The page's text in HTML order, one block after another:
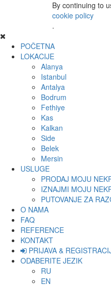
By continuing to
cookie policy
.
POČETNA
LOKACIJE
Alanya
Istanbul
Antalya
Bodrum
Fethiye
Kas
Kalkan
Side
Belek
Mersin
USLUGE
PRODAJ MOJU
IZNAJMI MOJU
PUTOVANJE ZA
O NAMA
FAQ
REFERENCE
KONTAKT
PRIJAVA &
ODABERITE JEZIK
RU
EN